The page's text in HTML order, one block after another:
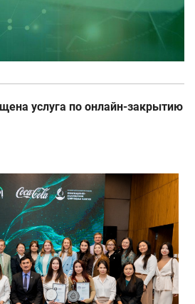
услуга по онлайн‑закрытию